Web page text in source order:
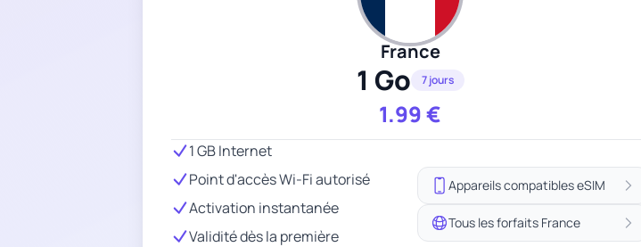
France
1 Go 7 jours
1.99€
1 GB Internet
Point d'accès Wi-Fi autorisé
Activation instantanée
Validité dès la première
Appareils compatibles eSIM
Tous les forfaits France